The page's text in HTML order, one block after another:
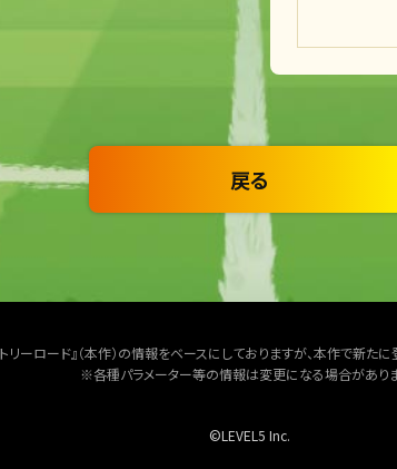
戻る
ーロード』（本作）の情報をベースにしておりますが、本作で新た
※各種パラメーター等の情報は変更になる場合がありま
©LEVEL5 Inc.